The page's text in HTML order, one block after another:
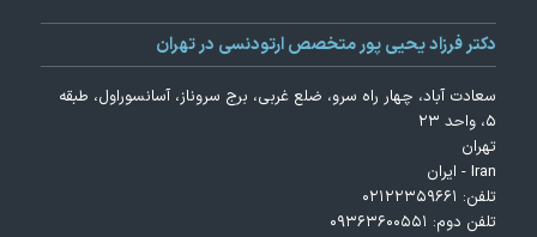
دکتر فرزاد یحیی پور متخصص ارتودنسی در تهران
سعادت آباد، چهار راه سرو، ضلع غربی، برج سروناز، آسانسوراول، طبقه
۵، واحد ۲۳
تهران
Iran - ایران
تلفن: ۰۲۱۲۲۳۵۹۶۶۱
تلفن دوم: ۰۹۳۶۳۶۰۰۵۵۱